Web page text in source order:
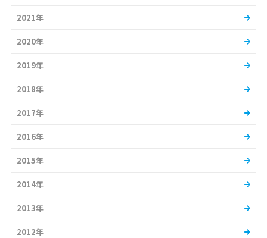
2021年
2020年
2019年
2018年
2017年
2016年
2015年
2014年
2013年
2012年